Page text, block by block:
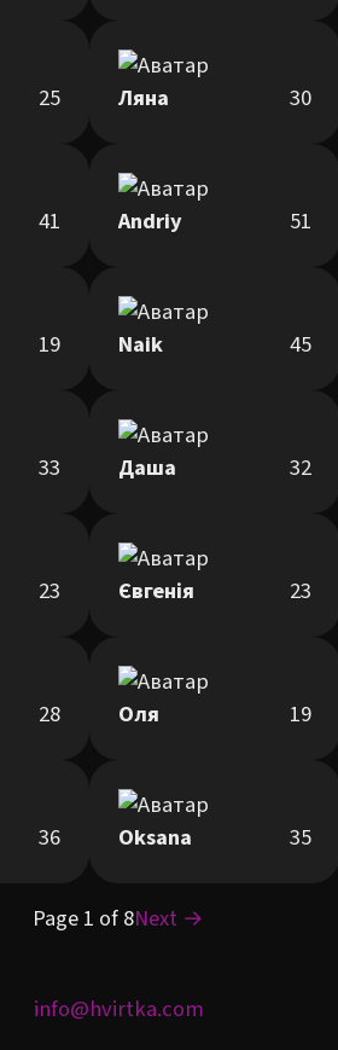
25 Ляна 30
41 Andriy 51
19 Naik 45
33 Даша 32
23 Євгенія 23
28 Оля 19
36 Oksana 35
Page 1 of 8Next →
info@hvirtka.com